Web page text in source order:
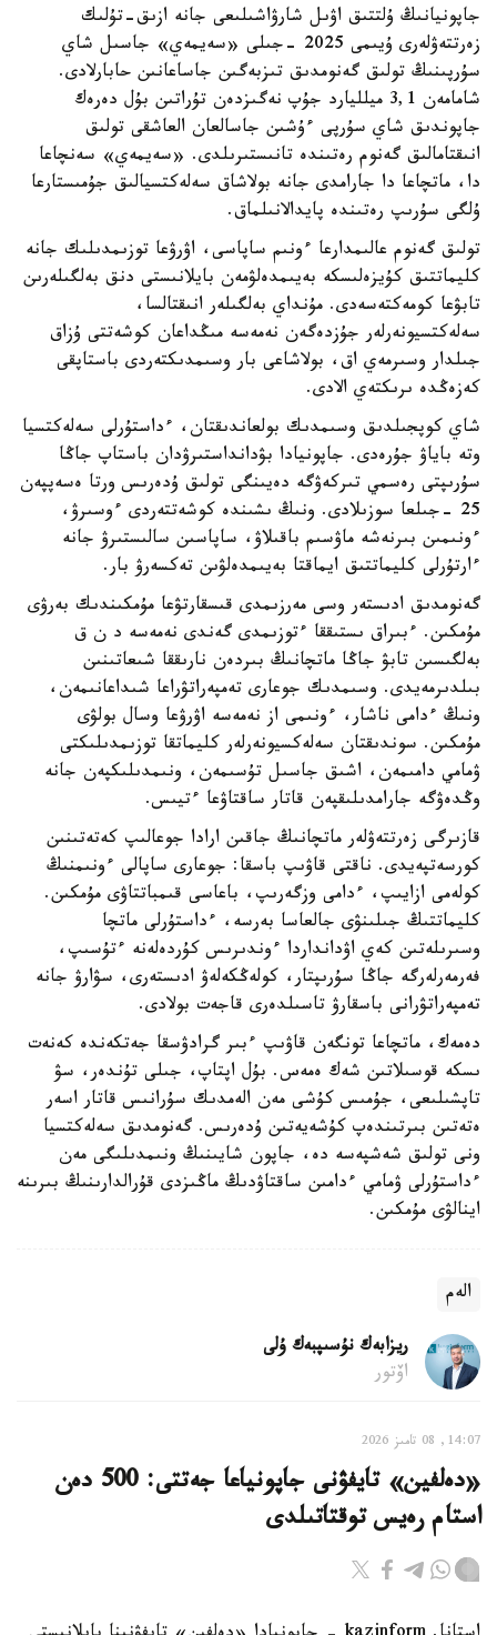
جاپونيانىڭ ۇلتتىق اۋىل شارۋاشىلىعى جانە ازىق-تۇلىك
زەرتتەۋلەرى ۇيىمى 2025 -جىلى «سەيمەي» جاسىل شاي
سۇرپىنىڭ تولىق گەنومدىق تىزبەگىن جاساعانىن حابارلادى.
شامامەن 3,1 ميلليارد جۇپ نەگىزدەن تۇراتىن بۇل دەرەك
جاپوندىق شاي سۇرپى ءۇشىن جاسالعان العاشقى تولىق
انىقتامالىق گەنوم رەتىندە تانىستىرىلدى. «سەيمەي» سەنچاعا
دا، ماتچاعا دا جارامدى جانە بولاشاق سەلەكتسيالىق جۇمىستارعا
ۇلگى سۇرىپ رەتىندە پايدالانىلماق.
تولىق گەنوم عالىمدارعا ءونىم ساپاسى، اۋرۋعا توزىمدىلىك جانە
كليماتتىق كۇيزەلىسكە بەيىمدەلۋمەن بايلانىستى دنق بەلگىلەرىن
تابۋعا كومەكتەسەدى. مۇنداي بەلگىلەر انىقتالسا،
سەلەكتسيونەرلەر جۇزدەگەن نەمەسە مىڭداعان كوشەتتى ۇزاق
جىلدار وسىرمەي اق، بولاشاعى بار وسىمدىكتەردى باستاپقى
كەزەڭدە ىرىكتەي الادى.
شاي كوپجىلدىق وسىمدىك بولعاندىقتان، ءداستۇرلى سەلەكتسيا
وتە باياۋ جۇرەدى. جاپونيادا بۋدانداستىرۋدان باستاپ جاڭا
سۇرىپتى رەسمي تىركەۋگە دەيىنگى تولىق ۇدەرىس ورتا ەسەپپەن
25 -جىلعا سوزىلادى. ونىڭ ىشىندە كوشەتتەردى ءوسىرۋ،
ءونىمىن بىرنەشە ماۋسىم باقىلاۋ، ساپاسىن سالىستىرۋ جانە
ءارتۇرلى كليماتتىق ايماقتا بەيىمدەلۋىن تەكسەرۋ بار.
گەنومدىق ادىستەر وسى مەرزىمدى قىسقارتۋعا مۇمكىندىك بەرۋى
مۇمكىن. ءبىراق ىستىققا ءتوزىمدى گەندى نەمەسە د ن ق
بەلگىسىن تابۋ جاڭا ماتچانىڭ بىردەن نارىققا شىعاتىنىن
بىلدىرمەيدى. وسىمدىك جوعارى تەمپەراتۋراعا شىداعانىمەن،
ونىڭ ءدامى ناشار، ءونىمى از نەمەسە اۋرۋعا وسال بولۋى
مۇمكىن. سوندىقتان سەلەكسيونەرلەر كليماتقا توزىمدىلىكتى
ۋمامي دامىمەن، اشىق جاسىل تۇسىمەن، ونىمدىلىكپەن جانە
وڭدەۋگە جارامدىلىقپەن قاتار ساقتاۋعا ءتيىس.
قازىرگى زەرتتەۋلەر ماتچانىڭ جاقىن ارادا جوعالىپ كەتەتىنىن
كورسەتپەيدى. ناقتى قاۋىپ باسقا: جوعارى ساپالى ءونىمنىڭ
كولەمى ازايىپ، ءدامى وزگەرىپ، باعاسى قىمباتتاۋى مۇمكىن.
كليماتتىڭ جىلىنۋى جالعاسا بەرسە، ءداستۇرلى ماتچا
وسىرىلەتىن كەي اۋدانداردا ءوندىرىس كۇردەلەنە ءتۇسىپ،
فەرمەرلەرگە جاڭا سۇرىپتار، كولەڭكەلەۋ ادىستەرى، سۋارۋ جانە
تەمپەراتۋرانى باسقارۋ تاسىلدەرى قاجەت بولادى.
دەمەك، ماتچاعا تونگەن قاۋىپ ءبىر گرادۋسقا جەتكەندە كەنەت
ىسكە قوسىلاتىن شەك ەمەس. بۇل اپتاپ، جىلى تۇندەر، سۋ
تاپشىلىعى، جۇمىس كۇشى مەن الەمدىك سۇرانىس قاتار اسەر
ەتەتىن بىرتىندەپ كۇشەيەتىن ۇدەرىس. گەنومدىق سەلەكتسيا
ونى تولىق شەشپەسە دە، جاپون شايىنىڭ ونىمدىلىگى مەن
ءداستۇرلى ۋمامي ءدامىن ساقتاۋدىڭ ماڭىزدى قۇرالدارىنىڭ بىرىنە
اينالۋى مۇمكىن.
الەم
ريزابەك نۇسىپبەك ۇلى
اۆتور
14:07, 08 تامىز 2026
«دەلفين» تايفۋنى جاپونياعا جەتتى: 500 دەن
استام رەيس توقتاتىلدى